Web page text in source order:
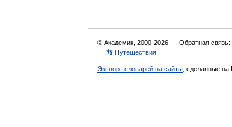
© Академик, 2000-2026 Обратная связь:
👣 Путешествия
Экспорт словарей на сайты , сделанные на